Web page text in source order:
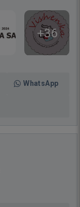
+36
WhatsApp